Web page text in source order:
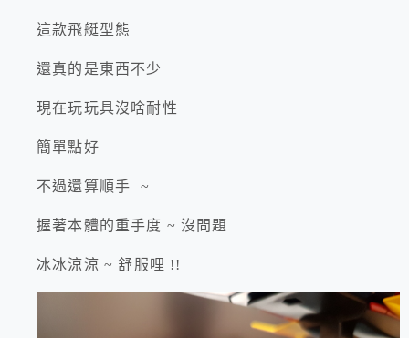
這款飛艇型態
還真的是東西不少
現在玩玩具沒啥耐性
簡單點好
不過還算順手 ~
握著本體的重手度 ~ 沒問題
冰冰涼涼 ~ 舒服哩 !!